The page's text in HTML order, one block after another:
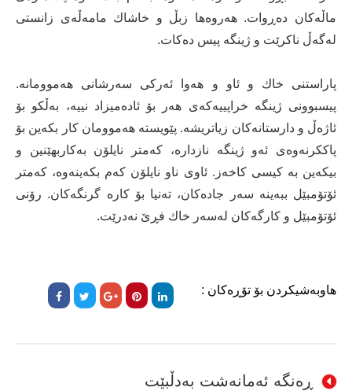
ماڵەكان دەڕوات. هەروەها زبڵ و خاشاك مامەڵەی زانستی
لەگەڵ ناكرێت و ژینگە پیس دەكات.
پاراستنی خاك و ئاو و هەوا ئەركی سەرشانی هەموومانە.
پیسبوونی ژینگە خراپییەكەی هەر بۆ ئادەمیزاد نییە، بەڵكو بۆ
ئاژەڵ و دارستانەكان زیاتریشە. پێویستە هەموومان كار بكەین بۆ
پاككرنەوەی ئەو ژینگە نازدارە، كەمتر نایلۆن بەكاربهێنین و
بیكەین بە كیسی كاخەز. ئاوی ناو نایلۆن كەم بكەینەوە، كەمتر
ئۆتۆمبێل ببەینە سەر جادەكان، تەنیا بۆ كارە گرنگەكان. رۆنی
ئۆتۆمبێل و كارگەكان لەسەر خاك فڕێ نەدرێت.
هاوبەشیکردن بۆ تۆڕەکان :
ڕەنگە ئەمانەشت بەدڵبێت